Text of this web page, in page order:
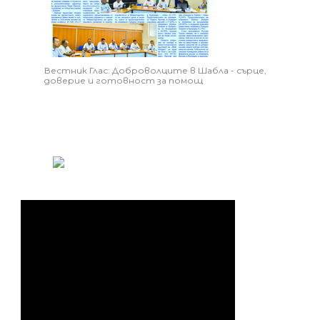
Вестник Глас: Доброволците в Шабла - сърце,
доверие и готовност за помощ